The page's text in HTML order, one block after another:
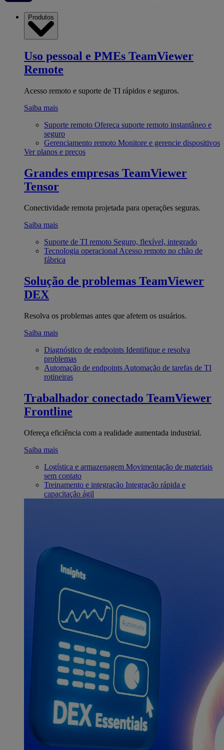
Produtos
Uso pessoal e PMEs TeamViewer
Remote
Acesso remoto e suporte de TI rápidos e seguros.
Saiba mais
Suporte remoto Ofereça suporte remoto instantâneo e
seguro
Gerenciamento remoto Monitore e gerencie dispositivos
Ver planos e preços
Grandes empresas TeamViewer
Tensor
Conectividade remota projetada para operações seguras.
Saiba mais
Suporte de TI remoto Seguro, flexível, integrado
Tecnologia operacional Acesso remoto no chão de
fábrica
Solução de problemas TeamViewer
DEX
Resolva os problemas antes que afetem os usuários.
Saiba mais
Diagnóstico de endpoints Identifique e resolva
problemas
Automação de endpoints Automação de tarefas de TI
rotineiras
Trabalhador conectado TeamViewer
Frontline
Ofereça eficiência com a realidade aumentada industrial.
Saiba mais
Logística e armazenagem Movimentação de materiais
sem contato
Treinamento e integração Integração rápida e
capacitação ágil